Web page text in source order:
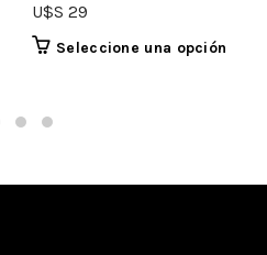
U$S 29
Seleccione una opción